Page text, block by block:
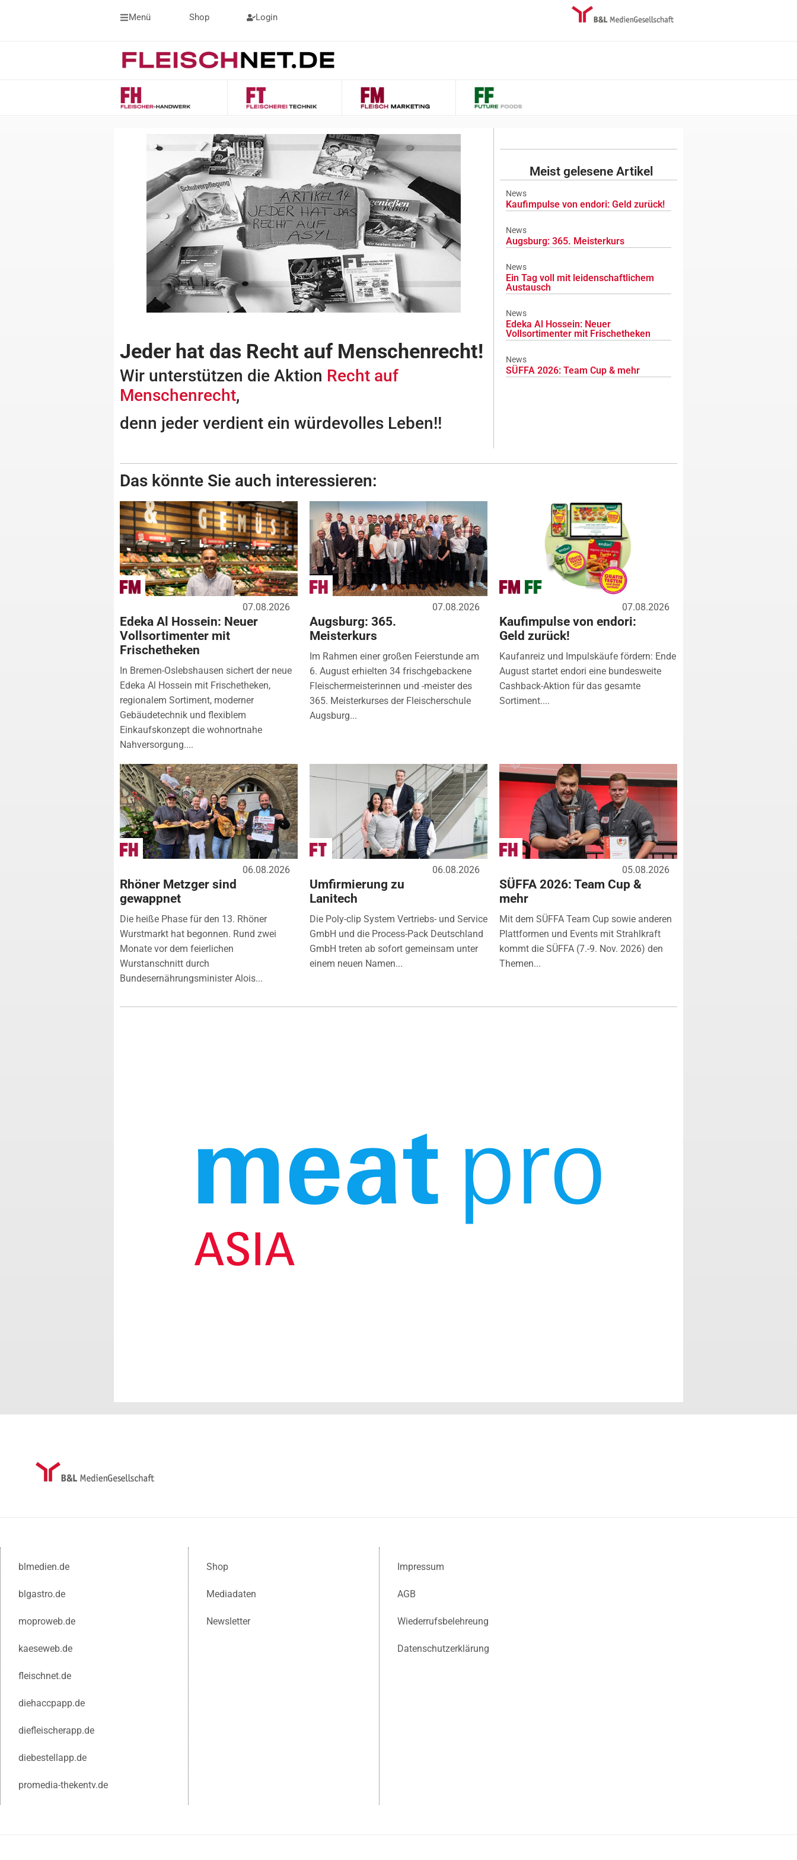
Menü Shop Login
Jeder hat das Recht auf Menschenrecht!
Wir unterstützen die Aktion Recht auf
Menschenrecht,
denn jeder verdient ein würdevolles Leben!!
Meist gelesene Artikel
News
Kaufimpulse von endori: Geld zurück!
News
Augsburg: 365. Meisterkurs
News
Ein Tag voll mit leidenschaftlichem
Austausch
News
Edeka Al Hossein: Neuer
Vollsortimenter mit Frischetheken
News
SÜFFA 2026: Team Cup & mehr
Das könnte Sie auch interessieren:
07.08.2026
Edeka Al Hossein: Neuer
Vollsortimenter mit
Frischetheken
In Bremen-Oslebshausen sichert der neue
Edeka Al Hossein mit Frischetheken,
regionalem Sortiment, moderner
Gebäudetechnik und flexiblem
Einkaufskonzept die wohnortnahe
Nahversorgung....
07.08.2026
Augsburg: 365.
Meisterkurs
Im Rahmen einer großen Feierstunde am
6. August erhielten 34 frischgebackene
Fleischermeisterinnen und -meister des
365. Meisterkurses der Fleischerschule
Augsburg...
07.08.2026
Kaufimpulse von endori:
Geld zurück!
Kaufanreiz und Impulskäufe fördern: Ende
August startet endori eine bundesweite
Cashback-Aktion für das gesamte
Sortiment....
06.08.2026
Rhöner Metzger sind
gewappnet
Die heiße Phase für den 13. Rhöner
Wurstmarkt hat begonnen. Rund zwei
Monate vor dem feierlichen
Wurstanschnitt durch
Bundesernährungsminister Alois...
06.08.2026
Umfirmierung zu
Lanitech
Die Poly-clip System Vertriebs- und Service
GmbH und die Process-Pack Deutschland
GmbH treten ab sofort gemeinsam unter
einem neuen Namen...
05.08.2026
SÜFFA 2026: Team Cup &
mehr
Mit dem SÜFFA Team Cup sowie anderen
Plattformen und Events mit Strahlkraft
kommt die SÜFFA (7.-9. Nov. 2026) den
Themen...
blmedien.de
blgastro.de
moproweb.de
kaeseweb.de
fleischnet.de
diehaccpapp.de
diefleischerapp.de
diebestellapp.de
promedia-thekentv.de
Shop
Mediadaten
Newsletter
Impressum
AGB
Wiederrufsbelehreung
Datenschutzerklärung